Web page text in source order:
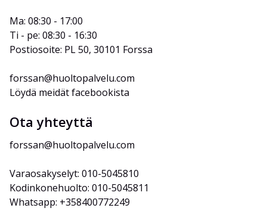
Ma: 08:30 - 17:00
Ti - pe: 08:30 - 16:30
Postiosoite: PL 50, 30101 Forssa
forssan@huoltopalvelu.com
Löydä meidät facebookista
Ota yhteyttä
forssan@huoltopalvelu.com
Varaosakyselyt: 010-5045810
Kodinkonehuolto: 010-5045811
Whatsapp: +358400772249